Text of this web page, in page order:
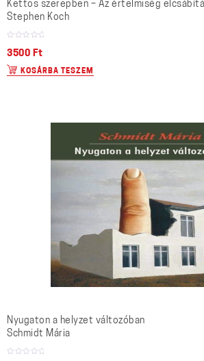
Kettős szerepben – Az értelmiség
Stephen Koch
3500 Ft
KOSÁRBA TESZEM
Nyugaton a helyzet változóban
Schmidt Mária